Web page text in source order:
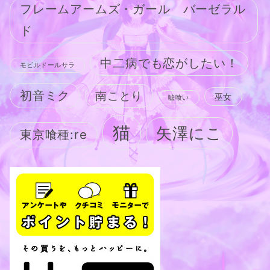
フレームアームズ・ガール バーゼラル
ド
モビルドールサラ 中二病でも恋がしたい！
初音ミク 南ことり 嘘喰い 巫女
東京喰種:re 猫 矢澤にこ